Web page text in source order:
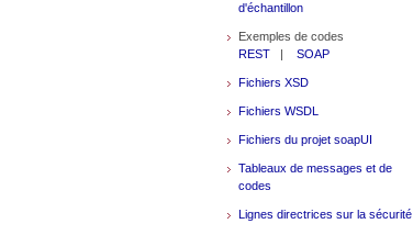
d'échantillon
Exemples de codes
REST | SOAP
Fichiers XSD
Fichiers WSDL
Fichiers du projet soapUI
Tableaux de messages et de
codes
Lignes directrices sur la sécurité